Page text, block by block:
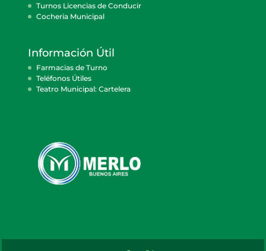
Turnos Licencias de Conducir
Cocheria Municipal
Información Útil
Farmacias de Turno
Teléfonos Útiles
Teatro Municipal: Cartelera